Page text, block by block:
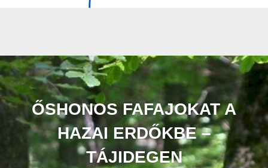
KAPCSOLAT
ŐSHONOS FAFAJOKAT A
HAZAI ERDŐKBE –
TÁJIDEGEN